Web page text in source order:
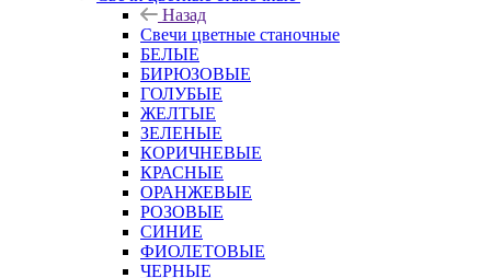
Назад
Свечи цветные станочные
БЕЛЫЕ
БИРЮЗОВЫЕ
ГОЛУБЫЕ
ЖЕЛТЫЕ
ЗЕЛЕНЫЕ
КОРИЧНЕВЫЕ
КРАСНЫЕ
ОРАНЖЕВЫЕ
РОЗОВЫЕ
СИНИЕ
ФИОЛЕТОВЫЕ
ЧЕРНЫЕ